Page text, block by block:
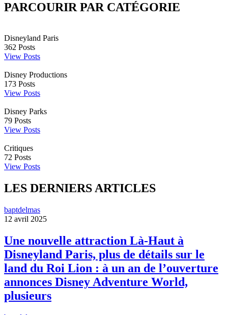
PARCOURIR PAR CATÉGORIE
Disneyland Paris
362 Posts
View Posts
Disney Productions
173 Posts
View Posts
Disney Parks
79 Posts
View Posts
Critiques
72 Posts
View Posts
LES DERNIERS ARTICLES
baptdelmas
12 avril 2025
Une nouvelle attraction Là-Haut à
Disneyland Paris, plus de détails sur le
land du Roi Lion : à un an de l’ouverture
annonces Disney Adventure World,
plusieurs